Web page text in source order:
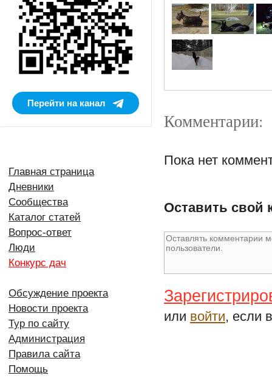
Комментарии:
Пока нет
Оставить свой
или войти, если
Перейти на канал
Главная страница
Дневники
Сообщества
Каталог статей
Вопрос-ответ
Люди
Конкурс дач
Обсуждение проекта
Новости проекта
Тур по сайту
Администрация
Правила сайта
Помощь